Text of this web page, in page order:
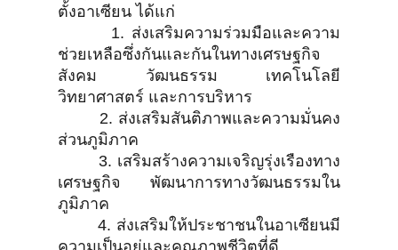
ตั้งอาเซียน ได้แก่
1. ส่งเสริมความร่วมมือและความ
ช่วยเหลือซึ่งกันและกันในทางเศรษฐกิจ
สังคม วัฒนธรรม เทคโนโลยี
วิทยาศาสตร์ และการบริหาร
2. ส่งเสริมสันติภาพและความมั่นคง
ส่วนภูมิภาค
3. เสริมสร้างความเจริญรุ่งเรืองทาง
เศรษฐกิจ พัฒนาการทางวัฒนธรรมใน
ภูมิภาค
4. ส่งเสริมให้ประชาชนในอาเซียนมี
ความเป็นอยู่และคุณภาพชีวิตที่ดี